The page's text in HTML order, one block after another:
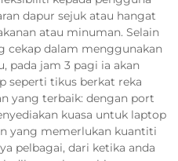
dapur sejuk atau hangat
atau minuman. Selain
cekap dalam menggunakan
pada jam 3 pagi ia akan
seperti tikus berkat reka
yang terbaik: dengan port
kuasa untuk laptop
yang memerlukan kuantiti
pelbagai, dari ketika anda